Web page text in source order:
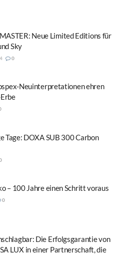
Neue Limited Editions für
Sky
0
Neuinterpretationen ehren
Tage: DOXA SUB 300 Carbon
– 100 Jahre einen Schritt voraus
0
Die Erfolgsgarantie von
LUX in einer Partnerschaft, die